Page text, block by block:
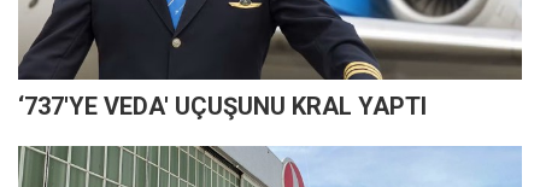
‘737'YE VEDA' UÇUŞUNU KRAL YAPTI